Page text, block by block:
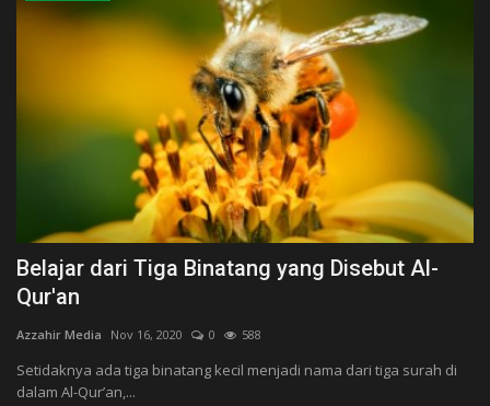
Belajar dari Tiga Binatang yang Disebut Al-
Qur'an
Azzahir Media Nov 16, 2020 0 588
Setidaknya ada tiga binatang kecil menjadi nama dari tiga surah di
dalam Al-Qur’an,...